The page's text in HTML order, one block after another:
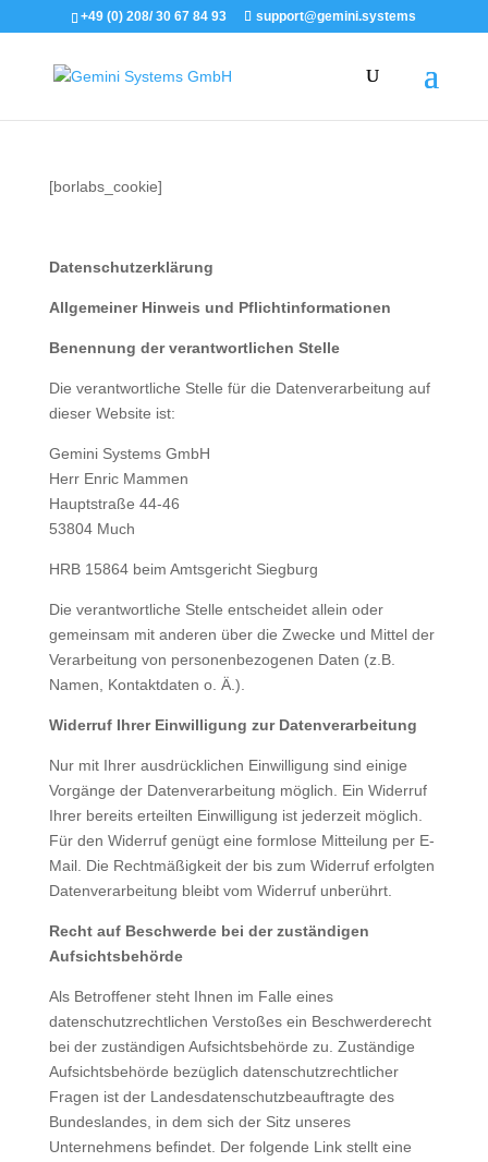
+49 (0) 208/ 30 67 84 93 support@gemini.systems
[borlabs_cookie]
Datenschutzerklärung
Allgemeiner Hinweis und Pflichtinformationen
Benennung der verantwortlichen Stelle
Die verantwortliche Stelle für die Datenverarbeitung auf
dieser Website ist:
Gemini Systems GmbH
Herr Enric Mammen
Hauptstraße 44-46
53804 Much
HRB 15864 beim Amtsgericht Siegburg
Die verantwortliche Stelle entscheidet allein oder
gemeinsam mit anderen über die Zwecke und Mittel der
Verarbeitung von personenbezogenen Daten (z.B.
Namen, Kontaktdaten o. Ä.).
Widerruf Ihrer Einwilligung zur Datenverarbeitung
Nur mit Ihrer ausdrücklichen Einwilligung sind einige
Vorgänge der Datenverarbeitung möglich. Ein Widerruf
Ihrer bereits erteilten Einwilligung ist jederzeit möglich.
Für den Widerruf genügt eine formlose Mitteilung per E-
Mail. Die Rechtmäßigkeit der bis zum Widerruf erfolgten
Datenverarbeitung bleibt vom Widerruf unberührt.
Recht auf Beschwerde bei der zuständigen
Aufsichtsbehörde
Als Betroffener steht Ihnen im Falle eines
datenschutzrechtlichen Verstoßes ein Beschwerderecht
bei der zuständigen Aufsichtsbehörde zu. Zuständige
Aufsichtsbehörde bezüglich datenschutzrechtlicher
Fragen ist der Landesdatenschutzbeauftragte des
Bundeslandes, in dem sich der Sitz unseres
Unternehmens befindet. Der folgende Link stellt eine